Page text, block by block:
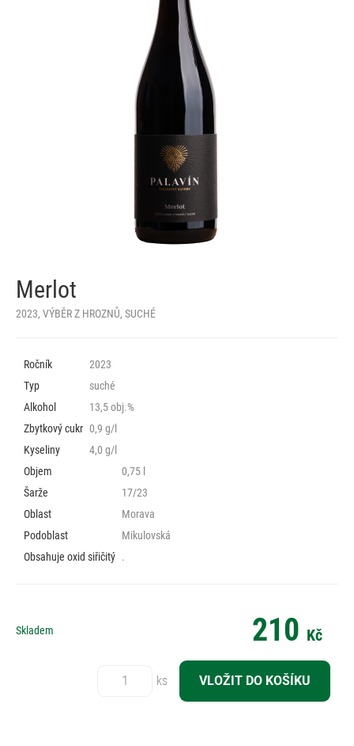
Merlot
2023, VÝBĚR Z HROZNŮ, SUCHÉ
Ročník
2023
Typ
suché
Alkohol
13,5 obj.%
Zbytkový cukr 0,9 g/l
Kyseliny
4,0 g/l
Objem
0,75 l
Šarže
17/23
Oblast
Morava
Podoblast
Mikulovská
Obsahuje oxid siřičitý .
Skladem 210 Kč
Počet:
ks